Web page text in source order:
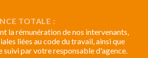
TOTALE :
la rémunération de nos intervenants,
liées au code du travail, ainsi que
suivi par votre responsable d'agence.